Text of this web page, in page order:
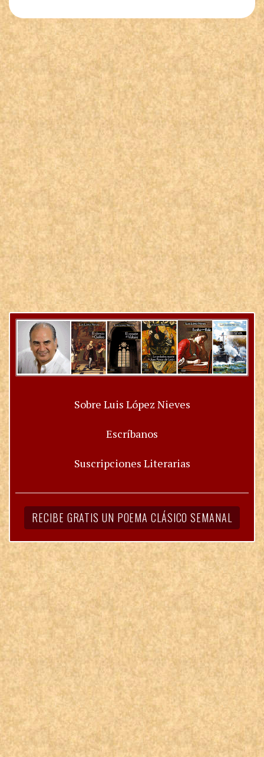
Sobre Luis López Nieves
Escríbanos
Suscripciones Literarias
RECIBE GRATIS UN POEMA CLÁSICO SEMANAL